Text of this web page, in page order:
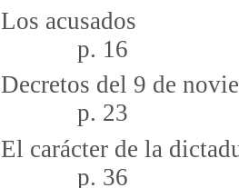
Los
p. 16
Decretos del
p. 23
El
p. 36